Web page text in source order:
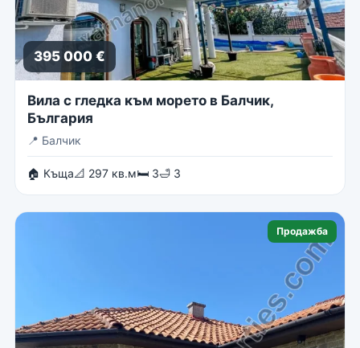
395 000 €
Вила с гледка към морето в Балчик,
България
📍 Балчик
🏠 Къща📐 297 кв.м🛏 3🛁 3
Продажба